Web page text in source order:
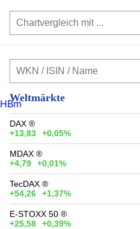
Weltmärkte
DAX ®
+13,83
+0,05%
MDAX ®
+4,79
+0,01%
TecDAX ®
+54,26
+1,37%
E-STOXX 50 ®
+25,58
+0,39%
HBm